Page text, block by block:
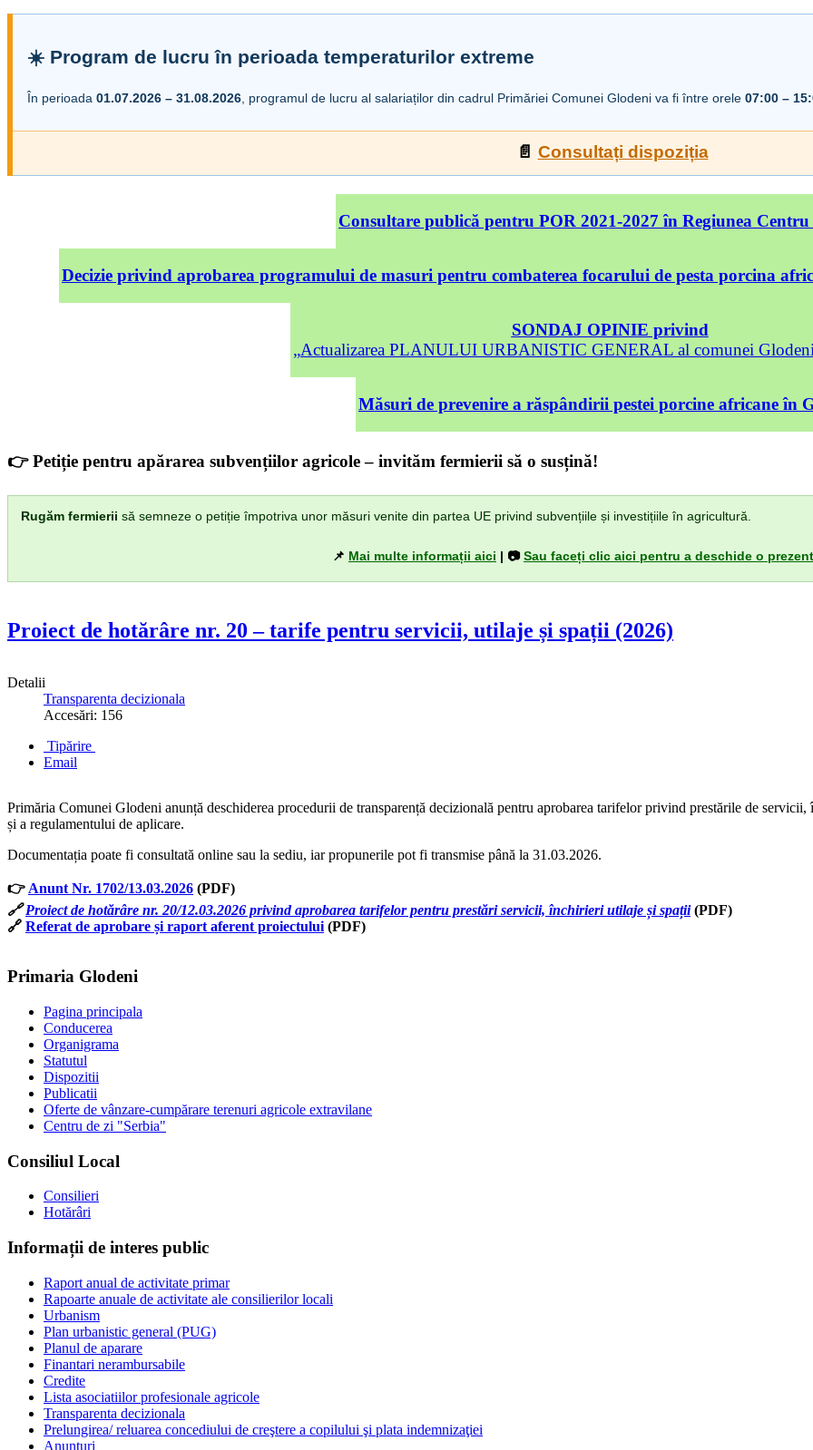
☀️ Program de lucru în perioada temperaturilor extreme
În perioada 01.07.2026 – 31.08.2026 , programul de lucru al salariaților din cadrul Primăriei Comunei Glodeni va fi între orele 07:00 –
📄 Consultați dispoziția
Consultare publică pentru POR 2021-2027 în Regiunea
Decizie privind aprobarea programului de masuri pentru combaterea focarului de pesta porcina
SONDAJ OPINIE privind
„Actualizarea PLANULUI URBANISTIC GENERAL al comunei
Măsuri de prevenire a răspândirii pestei porcine africane în
👉 Petiție pentru apărarea subvențiilor agricole – invităm fermierii să o susțină!
Rugăm fermierii să semneze o petiție împotriva unor măsuri venite din partea UE privind subvențiile și investițiile în agricultură.
📌 Mai multe informații aici | 📷Sau faceți clic aici pentru a deschide o
Proiect de hotărâre nr. 20 – tarife pentru servicii, utilaje și spații (2026)
Detalii
Transparenta decizionala
Accesări: 156
Tipărire
Email
Primăria Comunei Glodeni anunță deschiderea procedurii de transparență decizională pentru aprobarea tarifelor privind prestările de
și a regulamentului de aplicare.
Documentația poate fi consultată online sau la sediu, iar propunerile pot fi transmise până la 31.03.2026.
👉Anunt Nr. 1702/13.03.2026 (PDF)
🔗Proiect de hotărâre nr. 20/12.03.2026 privind aprobarea tarifelor pentru prestări servicii, închirieri utilaje și spații(PDF)
🔗 Referat de aprobare și raport aferent proiectului(PDF)
Primaria Glodeni
Pagina principala
Conducerea
Organigrama
Statutul
Dispozitii
Publicatii
Oferte de vânzare-cumpărare terenuri agricole extravilane
Centru de zi "Serbia"
Consiliul Local
Consilieri
Hotărâri
Informații de interes public
Raport anual de activitate primar
Rapoarte anuale de activitate ale consilierilor locali
Urbanism
Plan urbanistic general (PUG)
Planul de aparare
Finantari nerambursabile
Credite
Lista asociatiilor profesionale agricole
Transparenta decizionala
Prelungirea/ reluarea concediului de creştere a copilului şi plata indemnizaţiei
Anunturi